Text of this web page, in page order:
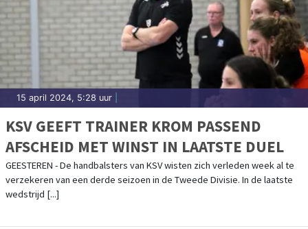
15 april 2024, 5:28 uur
KSV GEEFT TRAINER KROM PASSEND
AFSCHEID MET WINST IN LAATSTE DUEL
GEESTEREN - De handbalsters van KSV wisten zich verleden week al te
verzekeren van een derde seizoen in de Tweede Divisie. In de laatste
wedstrijd [...]